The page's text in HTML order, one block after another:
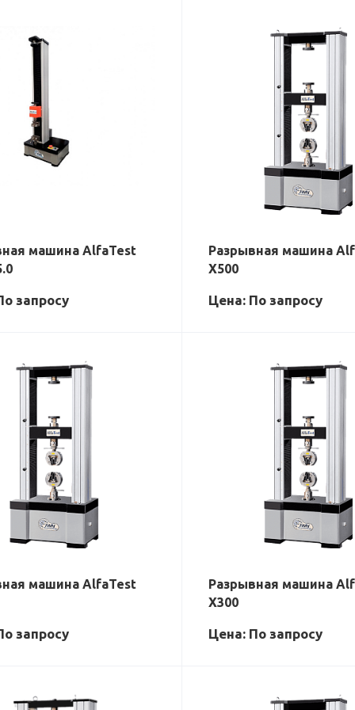
машина AlfaTest
запросу
Разрывная машина
X500
Цена: По запросу
машина AlfaTest
запросу
Разрывная машина
X300
Цена: По запросу